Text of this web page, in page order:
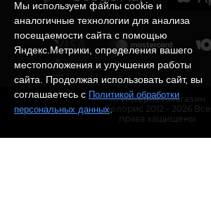
Мы используем файлы cookie и
аналогичные технологии для анализа
посещаемости сайта с помощью
Яндекс.Метрики, определения вашего
местоположения и улучшения работы
сайта. Продолжая использовать сайт, вы
соглашаетесь с Политикой обработки
персональных данных.
Ⓒ Интернет-магазин
Белорис 2012 - 2026 Все
права защищены